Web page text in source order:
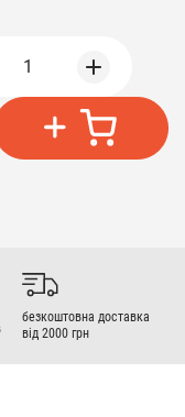
1
безкоштовна доставка
від 2000 грн